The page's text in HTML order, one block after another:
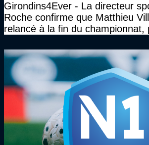
Girondins4Ever - La directeur
Roche confirme que Matthieu
relancé à la fin du championnat,